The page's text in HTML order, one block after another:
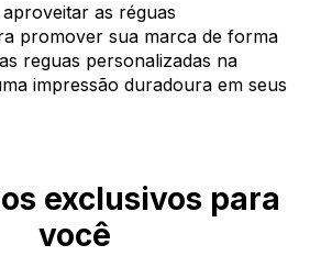
as réguas
promover sua marca de forma
reguas personalizadas na
impressão duradoura em seus
exclusivos para
você